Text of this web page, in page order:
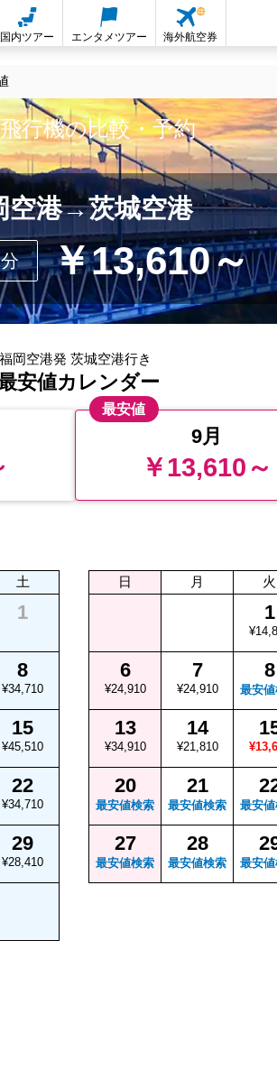
国内ツアー エンタメツアー 海外航空券
行機の比較・予約
空港→茨城空港
￥13,610～
福岡空港発 茨城空港行き
安値カレンダー
最安値
9月
￥13,610～
土
1
8
¥34,710
15
¥45,510
22
¥34,710
29
¥28,410
日 月 火
1
6
¥24,910
7
¥24,910
8
最安
13
¥34,910
14
¥21,810
20
最安値検索
21
最安値検索 最安
27
最安値検索
28
最安値検索 最安